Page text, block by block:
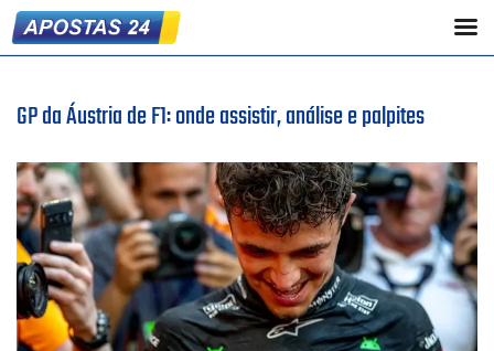
GP da Áustria de F1: onde assistir, análise e palpites